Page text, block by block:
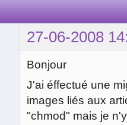
27-06-2008
Bonjour
J'ai éffectué une
images liés aux
"chmod" mais je